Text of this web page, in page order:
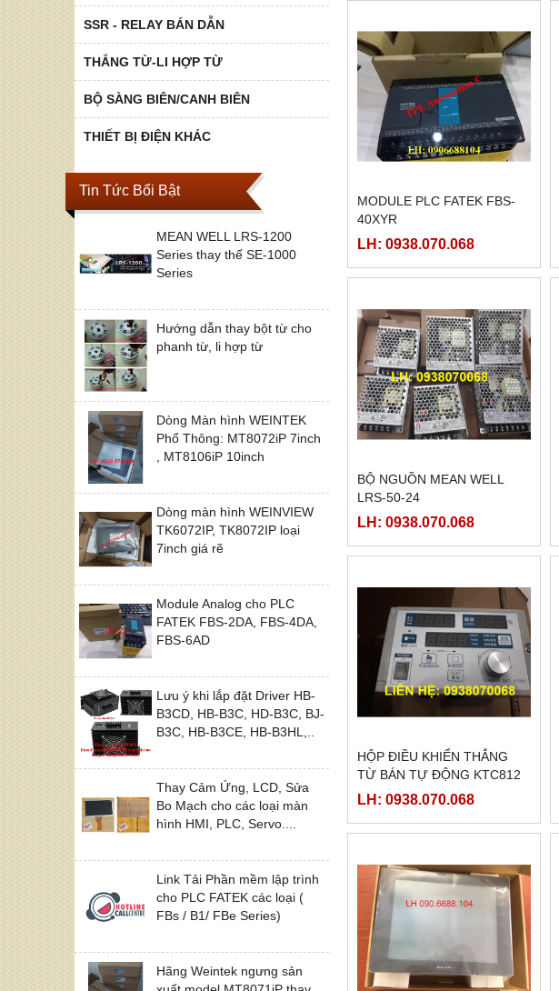
SSR - RELAY BÁN DẪN
THẮNG TỪ-LI HỢP TỪ
BỘ SÀNG BIÊN/CANH BIÊN
THIẾT BỊ ĐIỆN KHÁC
Tin Tức Bổi Bật
MEAN WELL LRS-1200
Series thay thế SE-1000
Series
Hướng dẫn thay bột từ cho
phanh từ, li hợp từ
Dòng Màn hình WEINTEK
Phổ Thông: MT8072iP 7inch
, MT8106iP 10inch
Dòng màn hình WEINVIEW
TK6072IP, TK8072IP loại
7inch giá rẽ
Module Analog cho PLC
FATEK FBS-2DA, FBS-4DA,
FBS-6AD
Lưu ý khi lắp đặt Driver HB-
B3CD, HB-B3C, HD-B3C, BJ-
B3C, HB-B3CE, HB-B3HL,..
Thay Cảm Ứng, LCD, Sửa
Bo Mạch cho các loại màn
hình HMI, PLC, Servo....
Link Tải Phần mềm lập trình
cho PLC FATEK các loại (
FBs / B1/ FBe Series)
Hãng Weintek ngưng sản
MODULE PLC FATEK FBS-
40XYR
LH: 0938.070.068
BỘ NGUỒN MEAN WELL
LRS-50-24
LH: 0938.070.068
HỘP ĐIỀU KHIỂN THẮNG
TỪ BÁN TỰ ĐỘNG KTC812
LH: 0938.070.068